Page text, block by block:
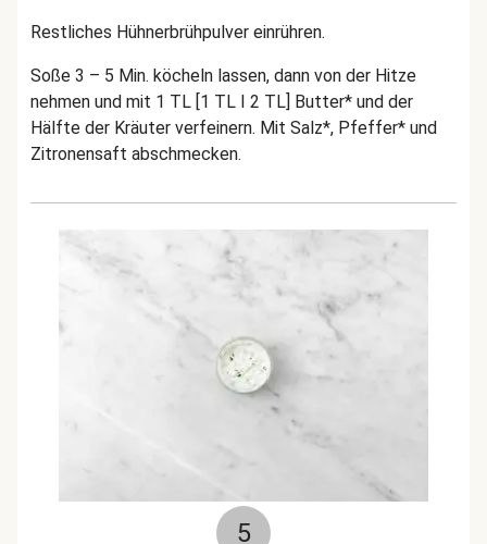
Restliches Hühnerbrühpulver einrühren.
Soße 3 – 5 Min. köcheln lassen, dann von der Hitze
nehmen und mit 1 TL [1 TL I 2 TL] Butter* und der
Hälfte der Kräuter verfeinern. Mit Salz*, Pfeffer* und
Zitronensaft abschmecken.
5